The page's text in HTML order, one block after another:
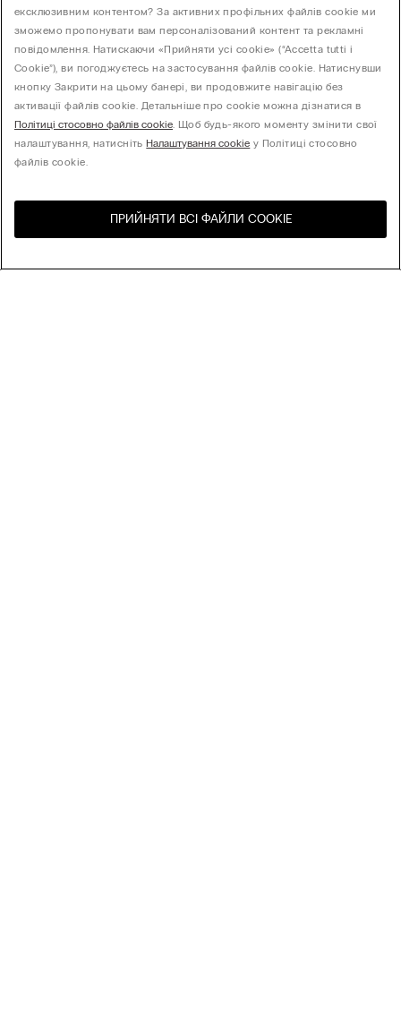
United States
ексклюзивним контентом? За активних профільних файлів cookie ми
зможемо пропонувати вам персоналізований контент та рекламні
повідомлення. Натискаючи «Прийняти усі cookie» (“Accetta tutti i
Cookie”), ви погоджуєтесь на застосування файлів cookie. Натиснувши
кнопку Закрити на цьому банері, ви продовжите навігацію без
активації файлів cookie. Детальніше про cookie можна дізнатися в
Політиці стосовно файлів cookie. Щоб будь-якого моменту змінити свої
налаштування, натиснітьНалаштування cookie у Політиці стосовно
файлів cookie.
ПРИЙНЯТИ ВСІ ФАЙЛИ СOOKIE